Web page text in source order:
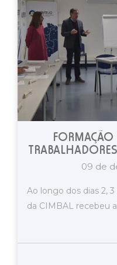
09 de
Ao longo dos dias 2,